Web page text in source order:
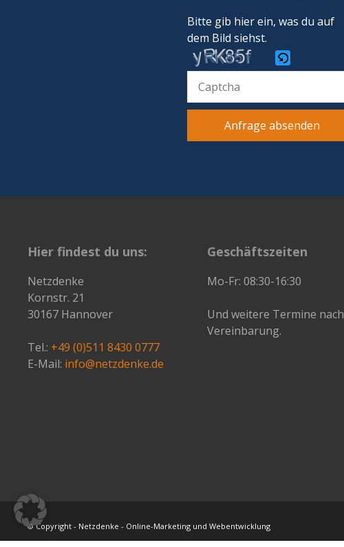
Bitte gib hier ein, was du auf
dem Bild siehst.
Bitte
die
angezeigten
bestätigen,
Hier findest du uns:
Netzdenke
Kornstr. 21
30167 Hannover
Tel.: +49 (0)511 8430 0777
E-Mail: info@netzdenke.de
Geschäftszeiten
Mo-Fr: 08:30-16:30
Und weitere Termine nach
Vereinbarung.
© Copyright - Netzdenke - Online-Marketing und Webentwicklung